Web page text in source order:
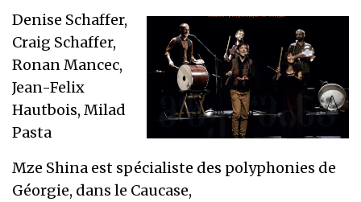
Denise Schaffer,
Craig Schaffer,
Ronan Mancec,
Jean-Felix
Hautbois, Milad
Pasta
Mze Shina est spécialiste des polyphonies de
Géorgie, dans le Caucase,